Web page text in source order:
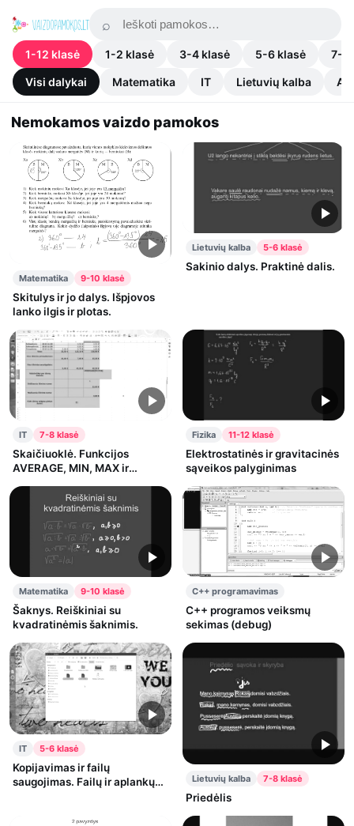
1-12 klasė 1-2 klasė 3-4 klasė 5-6 klasė 7-8
Visi dalykai Matematika IT Lietuvių kalba
Nemokamos vaizdo pamokos
Matematika 9-10 klasė
Skitulys ir jo dalys. Išpjovos
lanko ilgis ir plotas.
Lietuvių kalba 5-6 klasė
Sakinio dalys. Praktinė dalis.
IT 7-8 klasė
Skaičiuoklė. Funkcijos
AVERAGE, MIN, MAX ir
Fizika 11-12 klasė
Elektrostatinės ir gravitacinės
sąveikos palyginimas
Matematika 9-10 klasė
Šaknys. Reiškiniai su
kvadratinėmis šaknimis.
C++ programavimas
C++ programos veiksmų
sekimas (debug)
IT 5-6 klasė
Kopijavimas ir failų
saugojimas. Failų ir aplankų
Lietuvių kalba 7-8 klasė
Priedėlis